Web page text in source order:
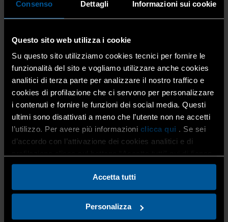
Consenso Dettagli Informazioni sui cookie
Questo sito web utilizza i cookie
Su questo sito utilizziamo cookies tecnici per fornire le
funzionalità del sito e vogliamo utilizzare anche cookies
analitici di terza parte per analizzare il nostro traffico e
cookies di profilazione che ci servono per personalizzare
i contenuti e fornire le funzioni dei social media. Questi
ultimi sono disattivati a meno che l’utente non ne accetti
l’utilizzo. Per avere più informazioni clicca qui . Se sei
d’accordo con l’attivazione dei cookies analitici e di
Accetta tutti
Personalizza
Corsi / Eventi
Corsi
Scadenze
Eventi
Photo Gallery
News
News
Attualità
Dati statistici
Riviste per i soci
Pubblicazioni e media
Bacheca Annunci
Whistleblowing
Home